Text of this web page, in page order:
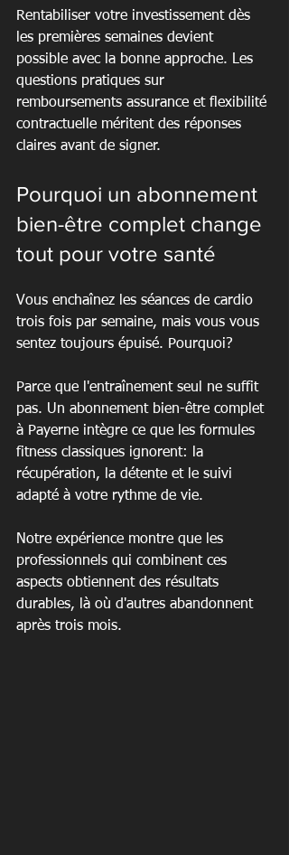
Rentabiliser votre investissement dès
les premières semaines devient
possible avec la bonne approche. Les
questions pratiques sur
remboursements assurance et flexibilité
contractuelle méritent des réponses
claires avant de signer.
Pourquoi un abonnement
bien-être complet change
tout pour votre santé
Vous enchaînez les séances de cardio
trois fois par semaine, mais vous vous
sentez toujours épuisé. Pourquoi?
Parce que l'entraînement seul ne suffit
pas. Un abonnement bien-être complet
à Payerne intègre ce que les formules
fitness classiques ignorent: la
récupération, la détente et le suivi
adapté à votre rythme de vie.
Notre expérience montre que les
professionnels qui combinent ces
aspects obtiennent des résultats
durables, là où d'autres abandonnent
après trois mois.